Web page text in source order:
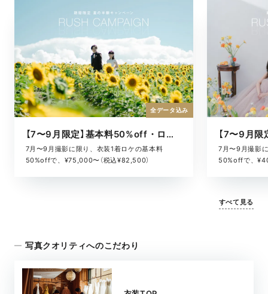
【7〜9月限定】基本料50%off・ロケキャンペーン
7月〜9月撮影に限り、衣装1着ロケの基本料
50%offで、¥75,000〜（税込¥82,500）
全データ込み
7月〜9月撮影
50%offで、
すべて見る
写真クオリティへのこだわり